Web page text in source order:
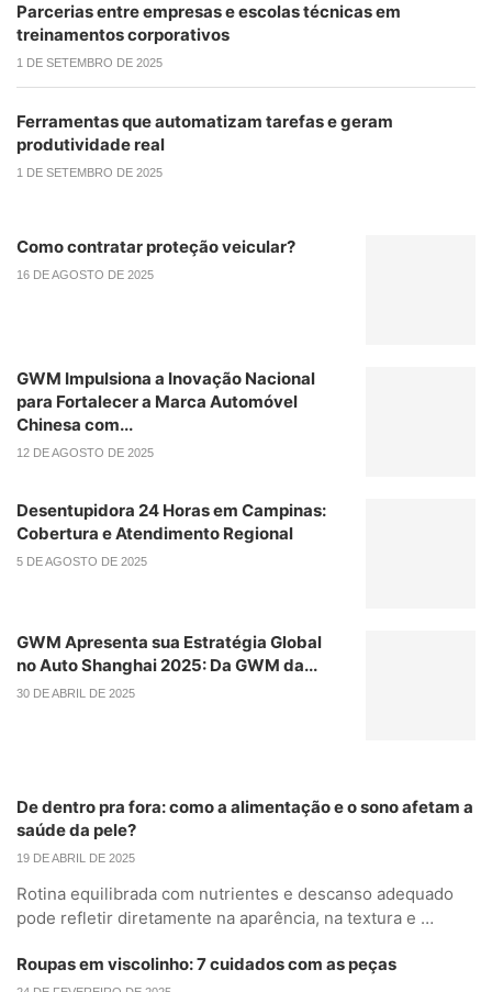
Parcerias entre empresas e escolas técnicas em
treinamentos corporativos
1 DE SETEMBRO DE 2025
Ferramentas que automatizam tarefas e geram
produtividade real
1 DE SETEMBRO DE 2025
Como contratar proteção veicular?
16 DE AGOSTO DE 2025
GWM Impulsiona a Inovação Nacional
para Fortalecer a Marca Automóvel
Chinesa com...
12 DE AGOSTO DE 2025
Desentupidora 24 Horas em Campinas:
Cobertura e Atendimento Regional
5 DE AGOSTO DE 2025
GWM Apresenta sua Estratégia Global
no Auto Shanghai 2025: Da GWM da...
30 DE ABRIL DE 2025
De dentro pra fora: como a alimentação e o sono afetam a
saúde da pele?
19 DE ABRIL DE 2025
Rotina equilibrada com nutrientes e descanso adequado
pode refletir diretamente na aparência, na textura e …
Roupas em viscolinho: 7 cuidados com as peças